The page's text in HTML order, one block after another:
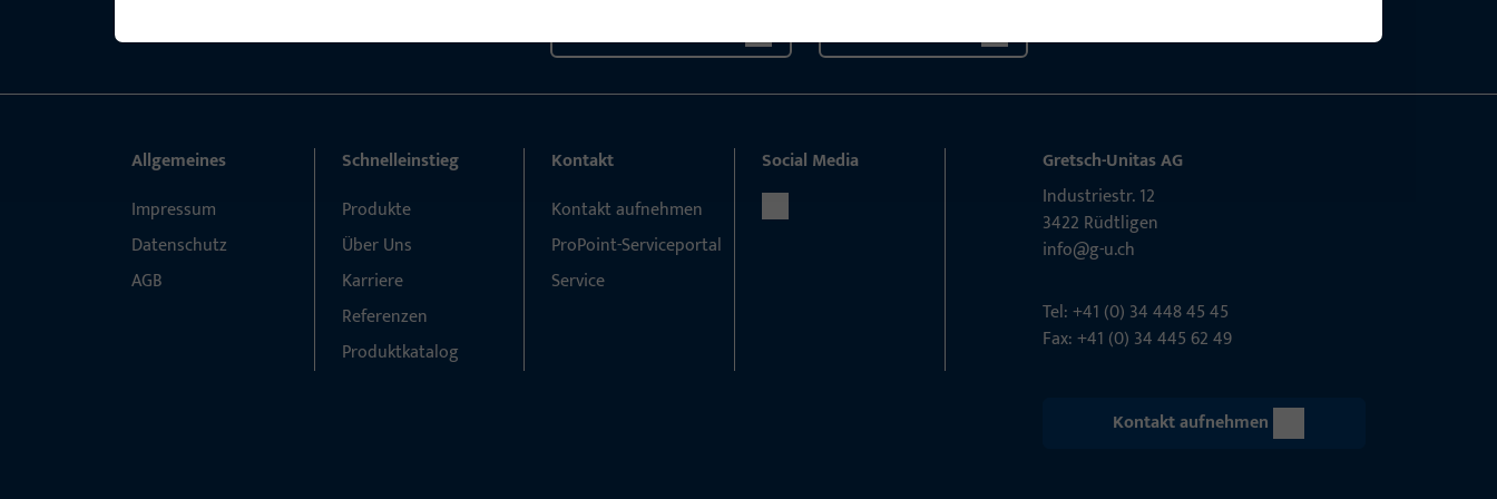
Allgemeines
Impressum
Datenschutz
AGB
Schnelleinstieg
Produkte
Über Uns
Karriere
Referenzen
Produktkatalog
Kontakt
Kontakt aufnehmen
ProPoint-Serviceportal
Service
Social Media
Gretsch-Unitas AG
Indu­s­triestr. 12
3422 Rüdt­ligen
info@g-u.ch
Tel: +41 (0) 34 448 45 45
Fax: +41 (0) 34 445 62 49
Kontakt aufnehmen